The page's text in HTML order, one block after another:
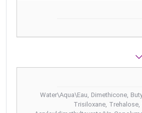
Water\Aqua\Eau, Dimethicone,
Trisiloxane,